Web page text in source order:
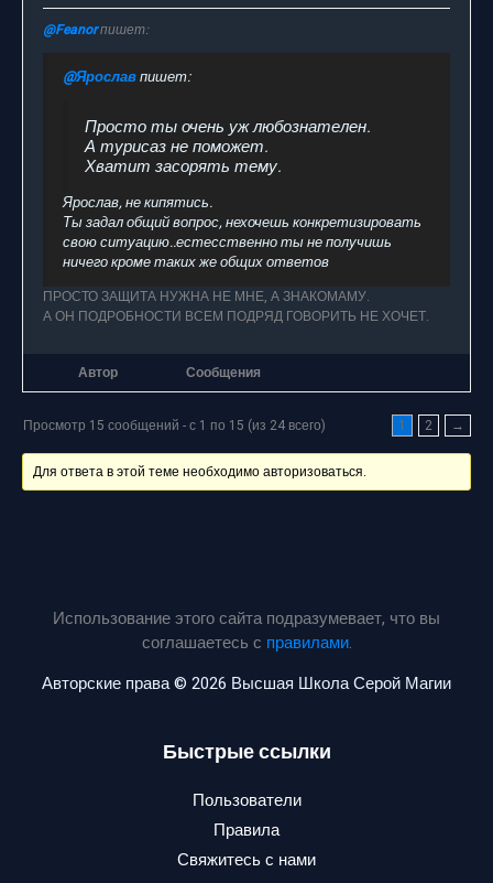
@Feanorпишет:
@Ярославпишет:
Просто ты очень уж любознателен.
А турисаз не поможет.
Хватит засорять тему.
Ярослав, не кипятись.
Ты задал общий вопрос, нехочешь конкретизировать
свою ситуацию..естесственно ты не получишь
ничего кроме таких же общих ответов
ПРОСТО ЗАЩИТА НУЖНА НЕ МНЕ, А ЗНАКОМАМУ.
А ОН ПОДРОБНОСТИ ВСЕМ ПОДРЯД ГОВОРИТЬ НЕ ХОЧЕТ.
Автор Сообщения
Просмотр 15 сообщений - с 1 по 15 (из 24 всего) 1 2 →
Для ответа в этой теме необходимо авторизоваться.
Использование этого сайта подразумевает, что вы
соглашаетесь с правилами.
Авторские права © 2026 Высшая Школа Серой Магии
Быстрые ссылки
Пользователи
Правила
Свяжитесь с нами